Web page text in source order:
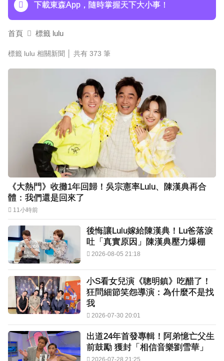
下載東森App，隨時掌握天下大小事！
首頁 標籤 lulu
標籤 lulu 相關新聞 │ 共有 373 筆
《大熱門》收攤1年回歸！吳宗憲率Lulu、陳漢典再合
體：我們還是回來了
11小時前
後悔讓Lulu嫁給陳漢典！Lu爸落淚
吐「真實原因」陳漢典壓力爆棚
2026-08-05 21:18
小S看女兒演《聰明鎮》吃醋了！
狂問細節笑怨導演：為什麼不是找
我
2026-07-30 20:01
出道24年首發專輯！阿弟憶亡父生
前鼓勵 獲封「相信音樂劉雪華」
2026-07-28 21:25